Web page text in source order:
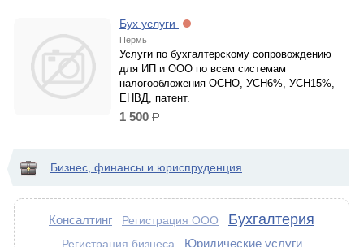
Бух услуги
Пермь
Услуги по бухгалтерскому сопровождению
для ИП и ООО по всем системам
налогообложения ОСНО, УСН6%, УСН15%,
ЕНВД, патент.
1 500 р.
Бизнес, финансы и юриспруденция
Консалтинг Регистрация ООО Бухгалтерия
Регистрация бизнеса Юридические услуги